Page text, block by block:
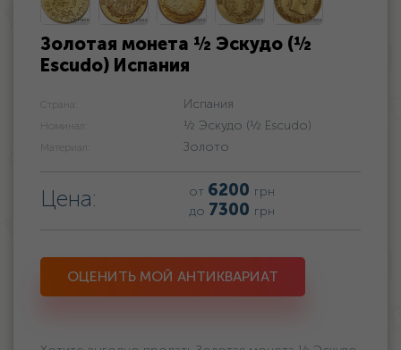
Золотая монета ½ Эскудо (½
Escudo) Испания
Страна: Испания
Номинал: ½ Эскудо (½ Escudo)
Материал: Золото
Цена: от 6200 грн
до 7300 грн
ОЦЕНИТЬ МОЙ АНТИКВАРИАТ